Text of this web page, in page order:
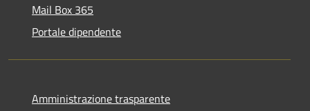
Mail Box 365
Portale dipendente
Amministrazione trasparente